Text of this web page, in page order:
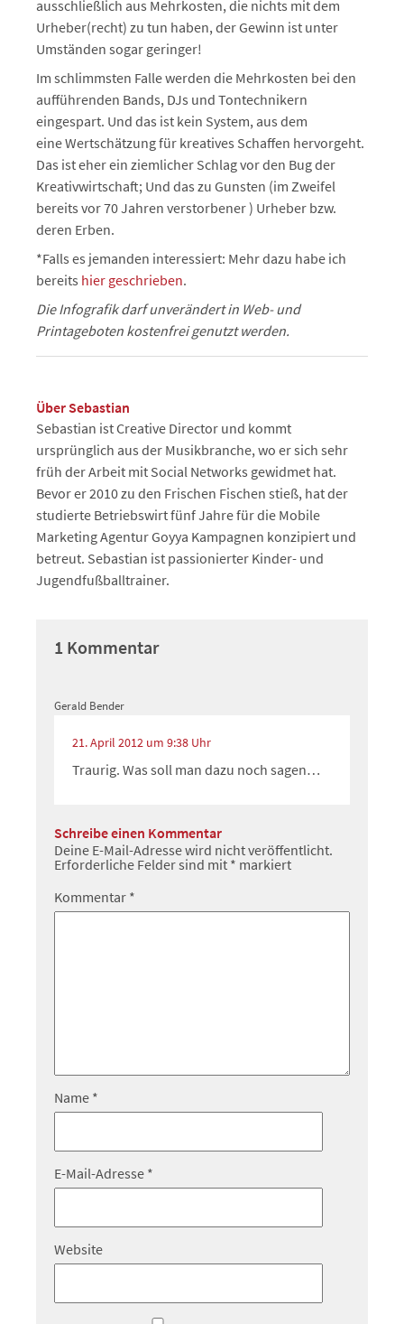
ausschließlich aus Mehrkosten, die nichts mit dem
Urheber(recht) zu tun haben, der Gewinn ist unter
Umständen sogar geringer!
Im schlimmsten Falle werden die Mehrkosten bei den
aufführenden Bands, DJs und Tontechnikern
eingespart. Und das ist kein System, aus dem
eine Wertschätzung für kreatives Schaffen hervorgeht.
Das ist eher ein ziemlicher Schlag vor den Bug der
Kreativwirtschaft; Und das zu Gunsten (im Zweifel
bereits vor 70 Jahren verstorbener ) Urheber bzw.
deren Erben.
*Falls es jemanden interessiert: Mehr dazu habe ich
bereits hier geschrieben.
Die Infografik darf unverändert in Web- und
Printageboten kostenfrei genutzt werden.
Über Sebastian
Sebastian ist Creative Director und kommt
ursprünglich aus der Musikbranche, wo er sich sehr
früh der Arbeit mit Social Networks gewidmet hat.
Bevor er 2010 zu den Frischen Fischen stieß, hat der
studierte Betriebswirt fünf Jahre für die Mobile
Marketing Agentur Goyya Kampagnen konzipiert und
betreut. Sebastian ist passionierter Kinder- und
Jugendfußballtrainer.
1 Kommentar
Gerald Bender
21. April 2012 um 9:38 Uhr
Traurig. Was soll man dazu noch sagen…
Schreibe einen Kommentar
Deine E-Mail-Adresse wird nicht veröffentlicht.
Erforderliche Felder sind mit * markiert
Kommentar *
Name *
E-Mail-Adresse *
Website